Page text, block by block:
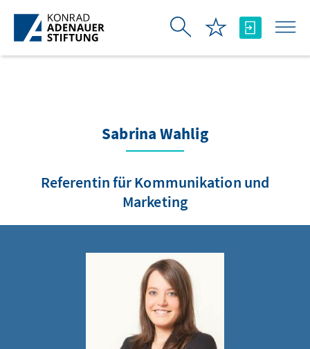
Skip to Main Content
Sabrina Wahlig
Referentin für Kommunikation und
Marketing